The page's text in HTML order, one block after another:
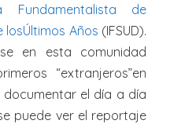
Fundamentalista de
Años (IFSUD).
en esta comunidad
“extranjeros”en
el día a día
puede ver el reportaje